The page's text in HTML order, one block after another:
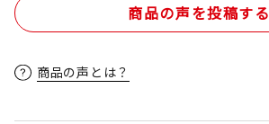
商品の声を投稿する
商品の声とは？